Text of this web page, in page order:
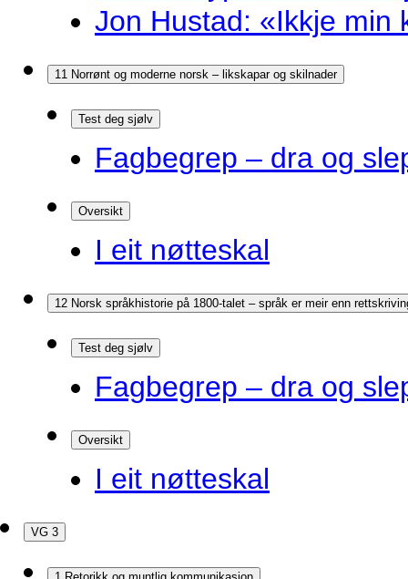
Jon Hustad: «Ikkje min
11 Norrønt og moderne norsk – likskapar og skilnader
Test deg sjølv
Fagbegrep – dra og
Oversikt
I eit nøtteskal
12 Norsk språkhistorie på 1800-talet – språk er meir enn
Test deg sjølv
Fagbegrep – dra og
Oversikt
I eit nøtteskal
VG 3